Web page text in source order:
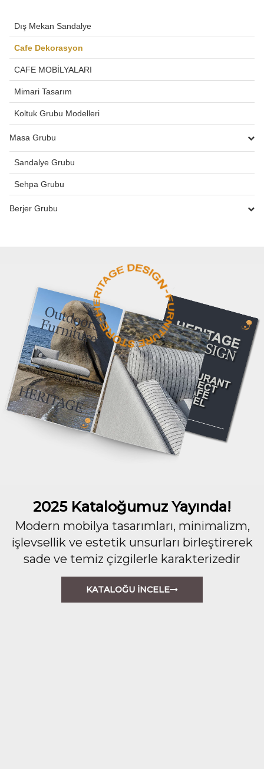
Dış Mekan Sandalye
Cafe Dekorasyon
CAFE MOBİLYALARI
Mimari Tasarım
Koltuk Grubu Modelleri
Masa Grubu
Sandalye Grubu
Sehpa Grubu
Berjer Grubu
2025 Kataloğumuz Yayında!
Modern mobilya tasarımları, minimalizm,
işlevsellik ve estetik unsurları birleştirerek
sade ve temiz çizgilerle karakterizedir
KATALOĞU İNCELE